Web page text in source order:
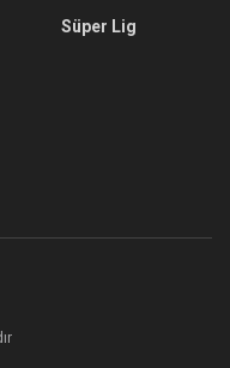
Süper Lig